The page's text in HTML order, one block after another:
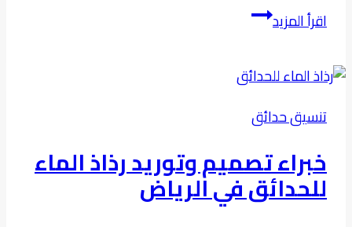
اقرأ المزيدكيف
تنسّق
الحدائق
أنيق
للمنطقة
السعودية؟
تنسيق حدائق
خبراء تصميم وتوريد رذاذ الماء
للحدائق في الرياض